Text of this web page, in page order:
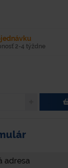
2-4 týždne
adresa